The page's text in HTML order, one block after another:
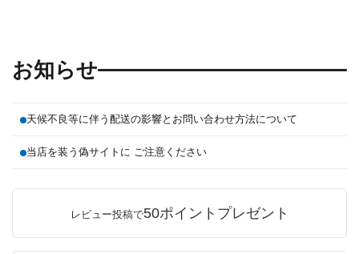
お知らせ
天候不良等に伴う配送の影響とお問い合わせ方法について
当店を装う偽サイトに ご注意ください
レビュー投稿で50ポイントプレゼント